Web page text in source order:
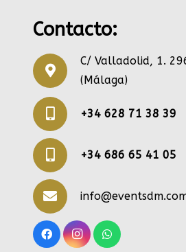
Contacto:
C/ Valladolid, 1.
(Málaga)
+34 628 71 38 39
+34 686 65 41 05